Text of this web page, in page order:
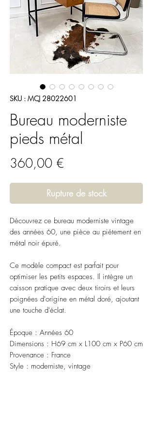
SKU : MCJ 28022601
Bureau moderniste
pieds métal
360,00 €
Rupture de stock
Découvrez ce bureau moderniste vintage
des années 60, une pièce au piétement en
métal noir épuré.
Ce modèle compact est parfait pour
optimiser les petits espaces. Il intègre un
caisson pratique avec deux tiroirs et leurs
poignées d'origine en métal doré, ajoutant
une touche d'éclat.
Époque : Années 60
Dimensions : H69 cm x L100 cm x P60 cm
Provenance : France
Style : moderniste, vintage